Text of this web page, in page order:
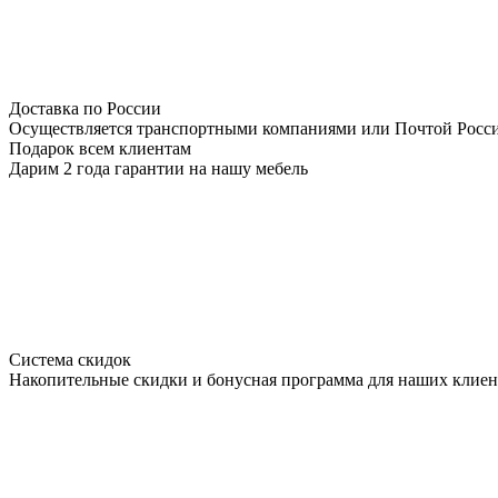
Доставка по России
Осуществляется транспортными компаниями или Почтой
Подарок всем клиентам
Дарим 2 года гарантии на нашу мебель
Система скидок
Накопительные скидки и бонусная программа для наших